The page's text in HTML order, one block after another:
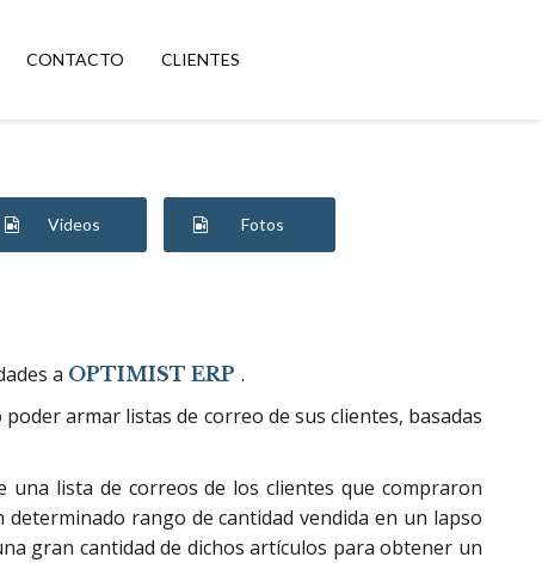
CONTACTO CLIENTES
Videos Fotos
a OPTIMIST ERP .
armar listas de correo de sus clientes, basadas
una lista de correos de los clientes que compraron
rango de cantidad vendida en un lapso
gran cantidad de dichos artículos para obtener un